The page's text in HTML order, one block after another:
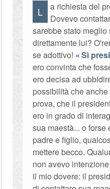
L
a richiesta del
Dovevo
sarebbe stato meglio
direttamente lui?
se adottivo!
Sì
ero convinta che
ero decisa ad
possibilità che
prova, che il
ero in grado di
sua maestà... o
padre e figlio,
mettere becco.
non avevo
il mio dovere: il